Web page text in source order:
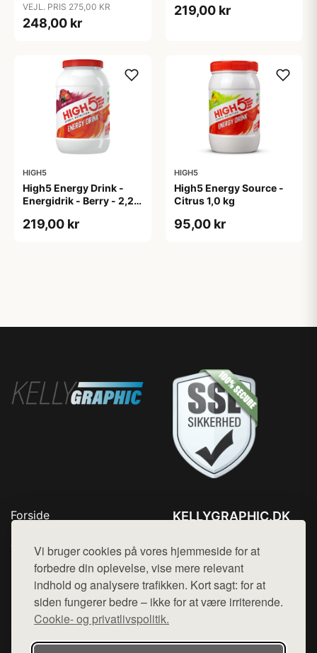
Vi bruger cookies på vores hjemmeside for at
forbedre din oplevelse, vise mere relevant
indhold og analysere trafikken. Kort sagt: for at
siden fungerer bedre – ikke for at være irriterende.
Cookie- og privatlivspolitik.
VEJL. PRIS 275,00 KR
248,00 kr
219,00 kr
HIGH5
High5 Energy Drink -
Energidrik - Berry - 2,2
219,00 kr
HIGH5
High5 Energy Source -
Citrus 1,0 kg
95,00 kr
Forside
Top Rabatter
Blog
Kontakt
KELLYGRAPHIC.DK
Mail: hej@want.dk
Cookie- og privatlivspolitik